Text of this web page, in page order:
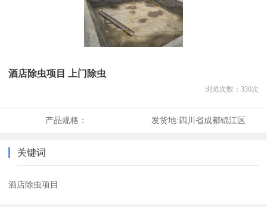
酒店除虫项目 上门除虫
浏览次数： 330次
产品规格： 发货地:四川省成都锦江区
关键词
酒店除虫项目